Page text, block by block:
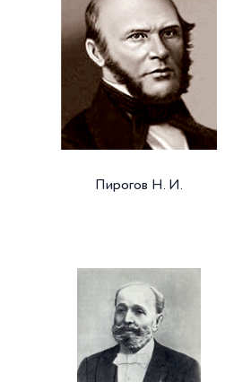
Пирогов Н. И.